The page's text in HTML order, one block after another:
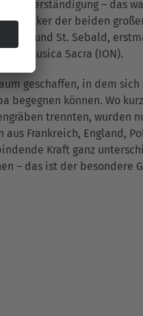
und Verständigung – das
der beiden
und St. Sebald,
– Musica Sacra (ION).
geschaffen, in dem sich
begegnen können. Wo
trennten, wurden
Frankreich, England,
Kraft ganz
– das ist der besondere